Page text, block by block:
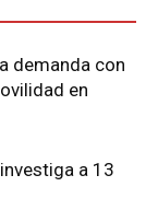
demanda con
en
a 13